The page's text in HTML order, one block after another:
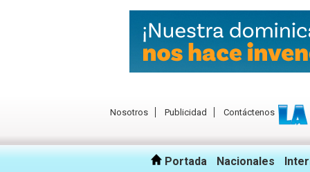
Nosotros Publicidad
Contáctenos
Portada Nacionales